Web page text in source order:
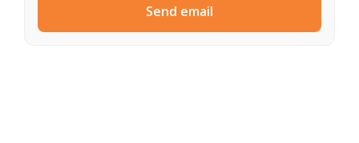
Send email